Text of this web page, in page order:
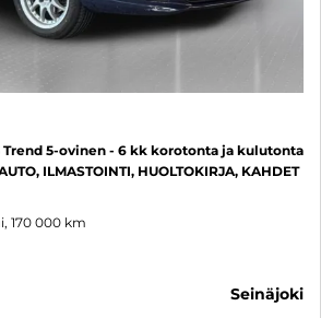
Trend 5-ovinen - 6 kk korotonta ja kulutonta
ILMASTOINTI, HUOLTOKIRJA, KAHDET
170 000 km
seinäjoki